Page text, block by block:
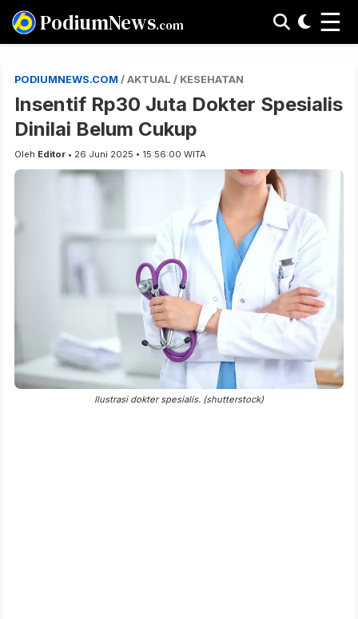
PodiumNews.com ☰
PODIUMNEWS.COM / AKTUAL / KESEHATAN
Insentif Rp30 Juta Dokter Spesialis
Dinilai Belum Cukup
Oleh Editor • 26 Juni 2025 • 15:56:00 WITA
Ilustrasi dokter spesialis. (shutterstock)